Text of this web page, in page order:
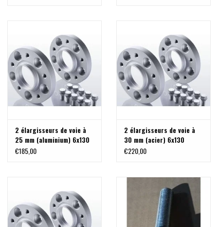
2 élargisseurs de voie à
25 mm (aluminium) 6x130
M14x1,5
€185,00
2 élargisseurs de voie à
30 mm (acier) 6x130
M14x1,5 pour Sprinter ,
€220,00